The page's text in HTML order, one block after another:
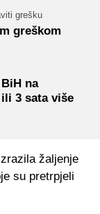
grešku
greškom
na
3 sata više
žaljenje
su pretrpjeli